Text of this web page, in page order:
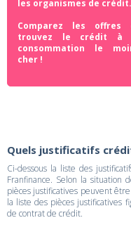
les organismes de crédit.
Comparez les offres
trouvez le crédit à
consommation le
cher !
Quels justificatifs
Ci-dessous la liste des
Franfinance. Selon la
pièces justificatives peuvent
la liste des pièces justificatives
de contrat de crédit.